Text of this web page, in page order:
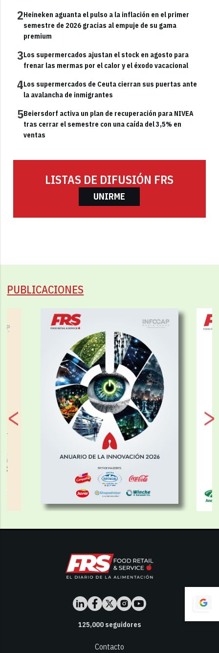
2Heineken aguanta el pulso a la inflación en el primer
semestre de 2026 gracias al empuje de su gama
premium
3Los supermercados ajustan el stock en agosto para
frenar las mermas por el calor y el éxodo vacacional
4Los supermercados de Ceuta cierran sus puertas ante
la avalancha de inmigrantes
5Beiersdorf activa un plan de recuperación para NIVEA
tras cerrar el semestre con una caída del 3,5% en
ventas
LISTAS DE DIFUSIÓN FRS
UNIRME
PUBLICACIONES
125,000seguidores
Contacto